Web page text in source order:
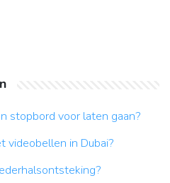
stopbord voor laten gaan?
videobellen in Dubai?